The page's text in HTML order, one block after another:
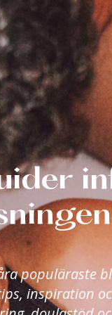
populäraste
inspiration